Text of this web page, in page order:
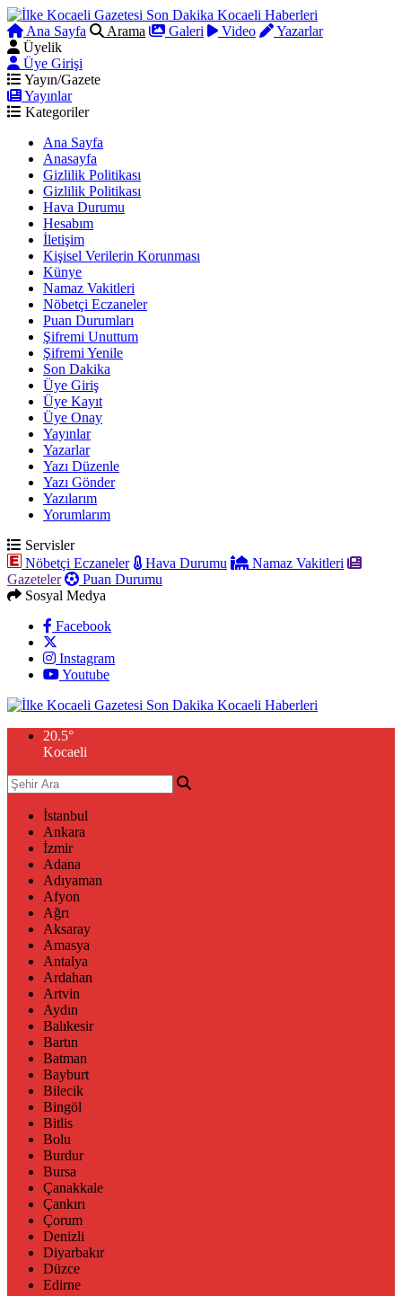
Ana Sayfa Arama Galeri Video
Yazarlar
Üyelik
Üye Girişi
Yayın/Gazete
Yayınlar
Kategoriler
Ana Sayfa
Anasayfa
Gizlilik Politikası
Gizlilik Politikası
Hava Durumu
Hesabım
İletişim
Kişisel Verilerin Korunması
Künye
Namaz Vakitleri
Nöbetçi Eczaneler
Puan Durumları
Şifremi Unuttum
Şifremi Yenile
Son Dakika
Üye Giriş
Üye Kayıt
Üye Onay
Yayınlar
Yazarlar
Yazı Düzenle
Yazı Gönder
Yazılarım
Yorumlarım
Servisler
Nöbetçi Eczaneler
Hava Durumu
Namaz Vakitleri
Gazeteler
Puan Durumu
Sosyal Medya
Facebook
Instagram
Youtube
20.5°
Kocaeli
İstanbul
Ankara
İzmir
Adana
Adıyaman
Afyon
Ağrı
Aksaray
Amasya
Antalya
Ardahan
Artvin
Aydın
Balıkesir
Bartın
Batman
Bayburt
Bilecik
Bingöl
Bitlis
Bolu
Burdur
Bursa
Çanakkale
Çankırı
Çorum
Denizli
Diyarbakır
Düzce
Edirne